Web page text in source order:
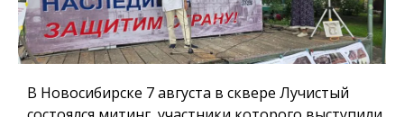
В Новосибирске 7 августа в сквере Лучистый